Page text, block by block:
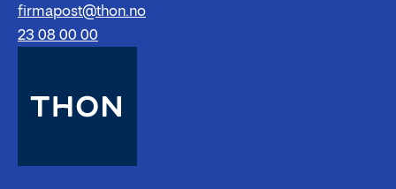
firmapost@thon.no
23 08 00 00